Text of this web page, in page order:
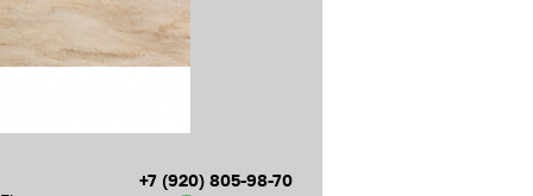
+7 (920) 805-98-70